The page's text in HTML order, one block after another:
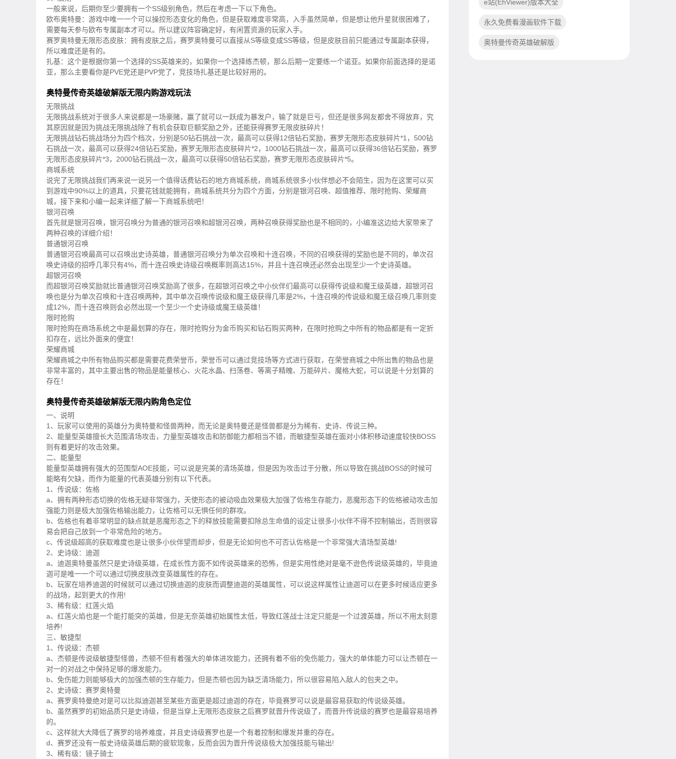
一般来说，后期你至少要拥有一个SS级别角色，然后在考虑一下以下角色。
欧布奥特曼：游戏中唯一一个可以操控形态变化的角色，但是获取难度非常高，入手虽然简单，但是想让他升星就很困难了，
需要每天参与欧布专属副本才可以。所以建议阵容确定好，有闲置资源的玩家入手。
赛罗奥特曼无限形态皮肤：拥有皮肤之后，赛罗奥特曼可以直接从S等级变成SS等级，但是皮肤目前只能通过专属副本获得，
所以难度还是有的。
扎基：这个是根据你第一个选择的SS英雄来的，如果你一个选择练杰顿，那么后期一定要练一个诺亚。如果你前面选择的是诺
亚，那么主要看你是PVE党还是PVP党了，竞技场扎基还是比较好用的。
奥特曼传奇英雄破解版无限内购游戏玩法
无限挑战
无限挑战系统对于很多人来说都是一场豪赌，赢了就可以一跃成为暴发户，输了就是巨亏，但还是很多网友都舍不得放弃，究
其原因就是因为挑战无限挑战除了有机会获取巨额奖励之外，还能获得赛罗无限皮肤碎片！
无限挑战钻石挑战场分为四个档次，分别是50钻石挑战一次，最高可以获得12倍钻石奖励，赛罗无限形态皮肤碎片*1，500钻
石挑战一次，最高可以获得24倍钻石奖励，赛罗无限形态皮肤碎片*2，1000钻石挑战一次，最高可以获得36倍钻石奖励，赛罗
无限形态皮肤碎片*3，2000钻石挑战一次，最高可以获得50倍钻石奖励，赛罗无限形态皮肤碎片*5。
商城系统
说完了无限挑战我们再来说一说另一个值得话费钻石的地方商城系统，商城系统很多小伙伴想必不会陌生，因为在这里可以买
到游戏中90%以上的道具，只要花钱就能拥有，商城系统共分为四个方面，分别是银河召唤、超值推荐、限时抢购、荣耀商
城，接下来和小编一起来详细了解一下商城系统吧！
银河召唤
首先就是银河召唤，银河召唤分为普通的银河召唤和超银河召唤，两种召唤获得奖励也是不相同的，小编准这边给大家带来了
两种召唤的详细介绍！
普通银河召唤
普通银河召唤最高可以召唤出史诗英雄，普通银河召唤分为单次召唤和十连召唤，不同的召唤获得的奖励也是不同的，单次召
唤史诗级的招呼几率只有4%，而十连召唤史诗级召唤概率则高达15%，并且十连召唤还必然会出现至少一个史诗英雄。
超银河召唤
而超银河召唤奖励就比普通银河召唤奖励高了很多，在超银河召唤之中小伙伴们最高可以获得传说级和魔王级英雄，超银河召
唤也是分为单次召唤和十连召唤两种，其中单次召唤传说级和魔王级获得几率是2%，十连召唤的传说级和魔王级召唤几率则变
成12%，而十连召唤则会必然出现一个至少一个史诗级或魔王级英雄！
限时抢购
限时抢购在商场系统之中是最划算的存在，限时抢购分为金币购买和钻石购买两种，在限时抢购之中所有的物品都是有一定折
扣存在，远比外面来的便宜！
荣耀商城
荣耀商城之中所有物品购买都是需要花费荣誉币，荣誉币可以通过竞技场等方式进行获取，在荣誉商城之中所出售的物品也是
非常丰富的，其中主要出售的物品是能量核心、火花水晶、扫荡卷、等离子精魄、万能碎片、魔格大蛇，可以说是十分划算的
存在！
奥特曼传奇英雄破解版无限内购角色定位
一、说明
1、玩家可以使用的英雄分为奥特曼和怪兽两种，而无论是奥特曼还是怪兽都是分为稀有、史诗、传说三种。
2、能量型英雄擅长大范围清场攻击，力量型英雄攻击和防御能力都相当不错，而敏捷型英雄在面对小体积移动速度较快BOSS
则有着更好的攻击效果。
二、能量型
能量型英雄拥有强大的范围型AOE技能，可以说是完美的清场英雄，但是因为攻击过于分散，所以导致在挑战BOSS的时候可
能略有欠缺，而作为能量的代表英雄分别有以下代表。
1、传说级：佐格
a、拥有两种形态切换的佐格无疑非常强力，天使形态的被动吸血效果极大加强了佐格生存能力，恶魔形态下的佐格被动攻击加
强能力则是极大加强佐格输出能力，让佐格可以无惧任何的群攻。
b、佐格也有着非常明显的缺点就是恶魔形态之下的释放技能需要扣除总生命值的设定让很多小伙伴不得不控制输出，否则很容
易会把自己放到一个非常危险的地方。
c、传说级超高的获取难度也是让很多小伙伴望而却步，但是无论如何也不可否认佐格是一个非常强大清场型英雄!
2、史诗级：迪迦
a、迪迦奥特曼虽然只是史诗级英雄，在成长性方面不如传说英雄来的恐怖，但是实用性绝对是毫不逊色传说级英雄的，毕竟迪
迦可是唯一一个可以通过切换皮肤改变英雄属性的存在。
b、玩家在培养迪迦的时候就可以通过切换迪迦的皮肤而调整迪迦的英雄属性，可以说这样属性让迪迦可以在更多时候适应更多
的战场，起到更大的作用!
3、稀有级：红莲火焰
a、红莲火焰也是一个能打能突的英雄，但是无奈英雄初始属性太低，导致红莲战士注定只能是一个过渡英雄，所以不用太刻意
培养!
三、敏捷型
1、传说级：杰顿
a、杰顿是传说级敏捷型怪兽，杰顿不但有着强大的单体进攻能力，还拥有着不俗的免伤能力，强大的单体能力可以让杰顿在一
对一的对战之中保持足够的爆发能力。
b、免伤能力则能够极大的加强杰顿的生存能力，但是杰顿也因为缺乏清场能力，所以很容易陷入敌人的包夹之中。
2、史诗级：赛罗奥特曼
a、赛罗奥特曼绝对是可以比拟迪迦甚至某些方面更是超过迪迦的存在，毕竟赛罗可以说是最容易获取的传说级英雄。
b、虽然赛罗的初始品质只是史诗级，但是当穿上无限形态皮肤之后赛罗就晋升传说级了，而晋升传说级的赛罗也是最容易培养
的。
c、这样就大大降低了赛罗的培养难度，并且史诗级赛罗也是一个有着控制和爆发并重的存在。
d、赛罗还没有一般史诗级英雄后期的疲软现象，反而会因为晋升传说级极大加强技能与输出!
3、稀有级：镜子骑士
e站(EhViewer)版本大全
永久免费看漫画软件下载
奥特曼传奇英雄破解版